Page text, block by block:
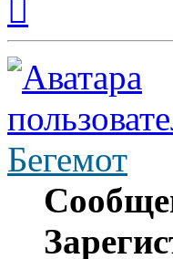
началу
Бегемот